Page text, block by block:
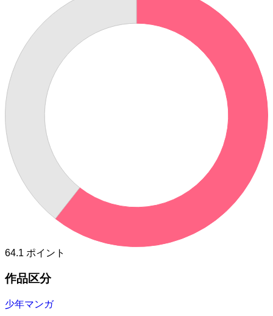
64.1 ポイント
作品区分
少年マンガ